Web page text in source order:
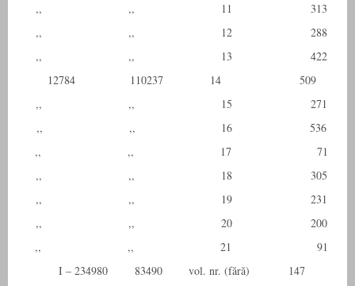
,, ,, 11 313
,, ,, 12 288
,, ,, 13 422
12784 110237 14 509
,, ,, 15 271
,, ,, 16 536
,, ,, 17 71
,, ,, 18 305
,, ,, 19 231
,, ,, 20 200
,, ,, 21 91
I – 234980 83490 vol. nr. (fără) 147